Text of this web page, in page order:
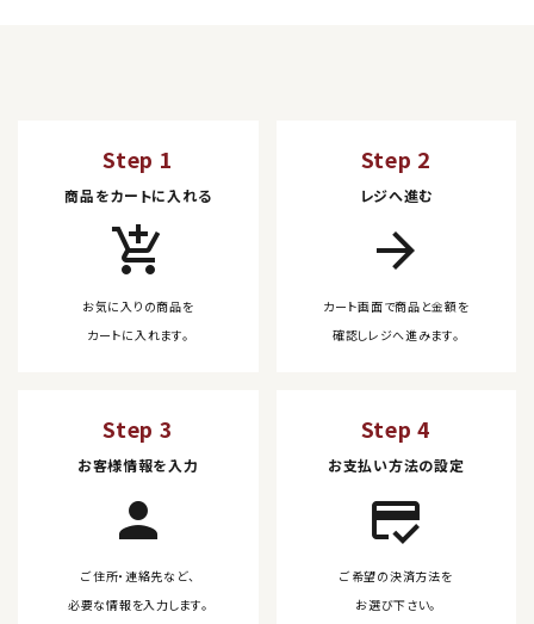
Step 1
商品をカートに入れる
add_shopping_cart
お気に入りの商品を
カートに入れます。
Step 2
レジへ進む
arrow_forward
カート画面で商品と金額を
確認しレジへ進みます。
Step 3
お客様情報を入力
person
ご住所・連絡先など、
必要な情報を入力します。
Step 4
お支払い方法の設定
credit_score
ご希望の決済方法を
お選び下さい。